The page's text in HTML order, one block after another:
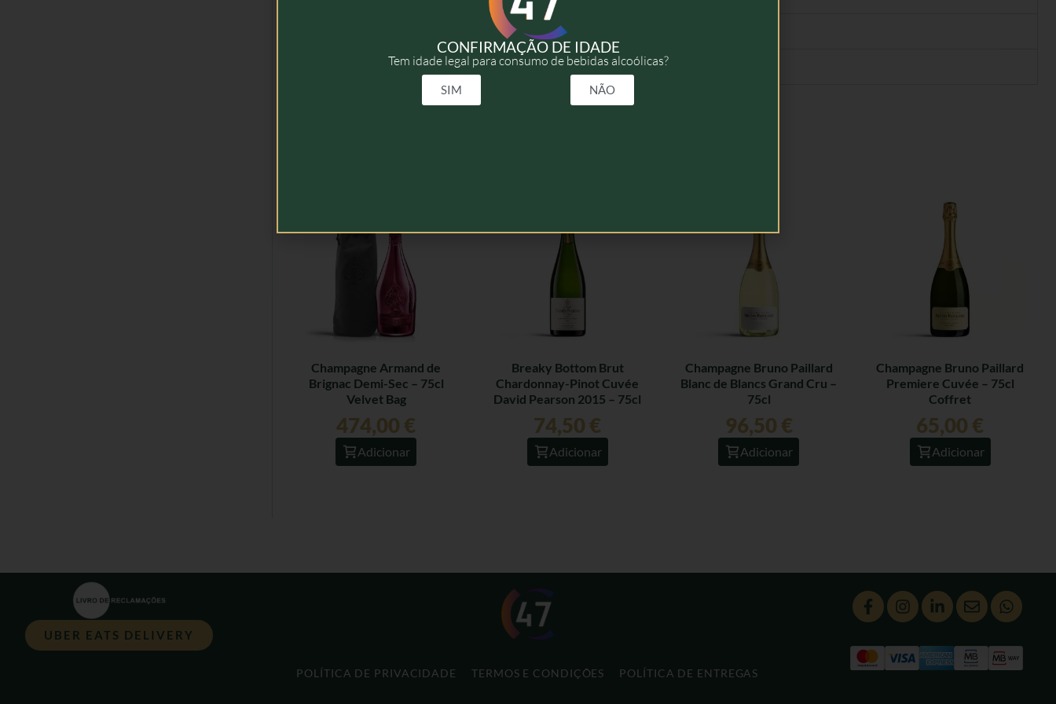
75cl
Champagne Armand de
Brignac Demi-Sec – 75cl
Velvet Bag
474,00 €
Adicionar
Breaky Bottom Brut
Chardonnay-Pinot Cuvée
David Pearson 2015 – 75cl
74,50 €
Adicionar
Champagne Bruno Paillard
Blanc de Blancs Grand Cru –
75cl
96,50 €
Adicionar
Champagne Bruno Paillard
Premiere Cuvée – 75cl
Coffret
65,00 €
Adicionar
POLÍTICA DE PRIVACIDADE TERMOS E CONDIÇÕES POLÍTICA DE ENTREGAS
UBER EATS DELIVERY
CONFIRMAÇÃO DE IDADE
Tem idade legal para consumo de bebidas alcoólicas?
SIM NÃO